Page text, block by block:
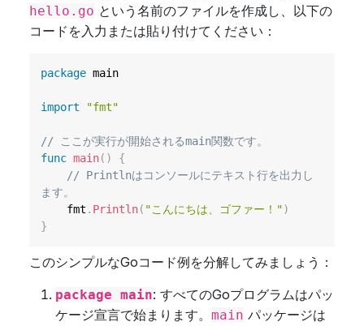
hello.go という名前のファイルを作成し、以下の
コードを入力または貼り付けてください：
package main
import "fmt"
// ここが実行が開始されるmain関数です。
func main( )
{
// Printlnはコンソールにテキスト行を出力し
ます。
	fmt
. Println( "こんにちは、ゴファー！")
}
このシンプルなGoコード例を分解してみましょう：
package main: すべてのGoプログラムはパッ
ケージ宣言で始まります。 main パッケージは